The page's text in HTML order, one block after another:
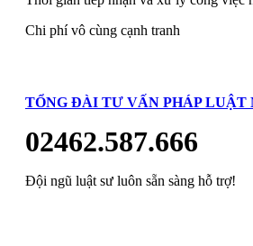
Chi phí vô cùng cạnh tranh
TỔNG ĐÀI TƯ VẤN PHÁP LUẬT
02462.587.666
Đội ngũ luật sư luôn sẵn sàng hỗ trợ!